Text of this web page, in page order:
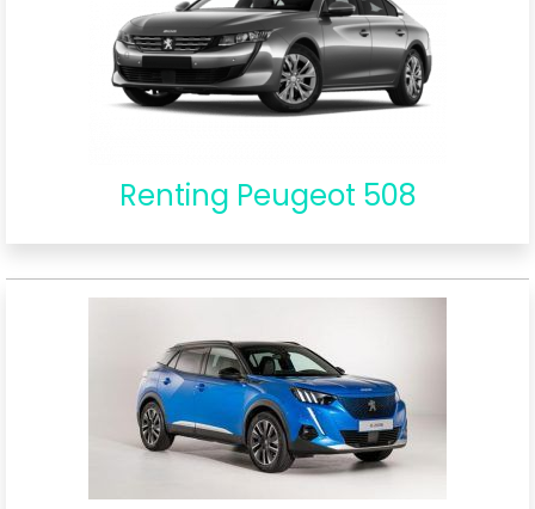
Renting Peugeot 508